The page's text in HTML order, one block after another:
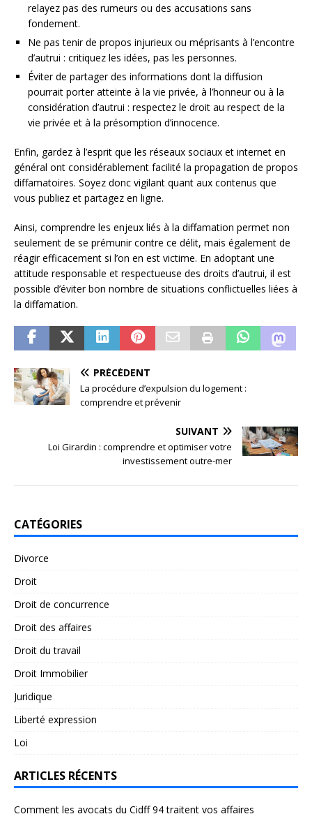
relayez pas des rumeurs ou des accusations sans
fondement.
Ne pas tenir de propos injurieux ou méprisants à l’encontre
d’autrui : critiquez les idées, pas les personnes.
Éviter de partager des informations dont la diffusion
pourrait porter atteinte à la vie privée, à l’honneur ou à la
considération d’autrui : respectez le droit au respect de la
vie privée et à la présomption d’innocence.
Enfin, gardez à l’esprit que les réseaux sociaux et internet en
général ont considérablement facilité la propagation de propos
diffamatoires. Soyez donc vigilant quant aux contenus que
vous publiez et partagez en ligne.
Ainsi, comprendre les enjeux liés à la diffamation permet non
seulement de se prémunir contre ce délit, mais également de
réagir efficacement si l’on en est victime. En adoptant une
attitude responsable et respectueuse des droits d’autrui, il est
possible d’éviter bon nombre de situations conflictuelles liées à
la diffamation.
PRÉCÉDENT
La procédure d’expulsion du logement :
comprendre et prévenir
SUIVANT
Loi Girardin : comprendre et optimiser votre
investissement outre-mer
CATÉGORIES
Divorce
Droit
Droit de concurrence
Droit des affaires
Droit du travail
Droit Immobilier
Juridique
Liberté expression
Loi
ARTICLES RÉCENTS
Comment les avocats du Cidff 94 traitent vos affaires